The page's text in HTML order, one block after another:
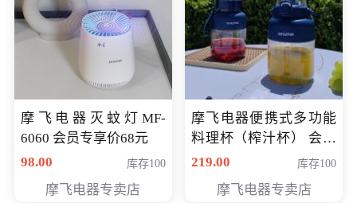
摩飞电器灭蚊灯MF-
6060 会员专享价68元
98.00
库存100
摩飞电器专卖店
摩飞电器便携式多功能
料理杯（榨汁杯） 会员
专享价118元
219.00 库存100
摩飞电器专卖店